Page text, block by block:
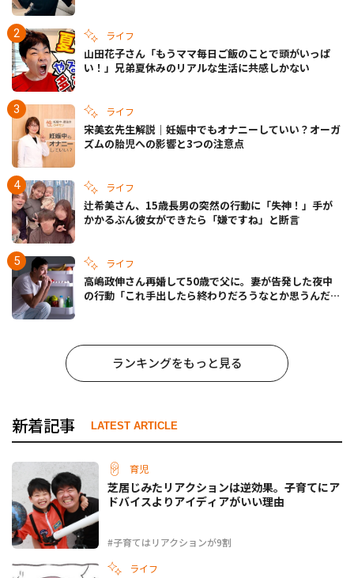
ライフ
山田花子さん「もうママ毎日ご飯のことで頭がいっぱ
い！」兄弟夏休みのリアルな生活に共感しかない
ライフ
宋美玄先生解説｜妊娠中でもオナニーしていい？オーガ
ズムの胎児への影響と3つの注意点
ライフ
辻希美さん、15歳長男の突然の行動に「失神！」手が
かかるぶん彼女ができたら「嫌ですね」と断言
ライフ
高嶋政伸さん再婚して50歳で父に。妻が告発した夜中
の行動「これ手出したら終わりだろうなとか思うんだけ
ランキングをもっと見る
新着記事 LATEST ARTICLE
育児
#子育てはリアクションが9割
芝居じみたリアクションは逆効果。子育てにア
ドバイスよりアイディアがいい理由
ライフ